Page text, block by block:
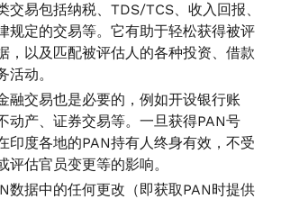
交易包括纳税、TDS/TCS、收入回报、
规定的交易等。它有助于轻松获得被评
，以及匹配被评估人的各种投资、借款
活动。
融交易也是必要的，例如开设银行账
动产、证券交易等。一旦获得PAN号
印度各地的PAN持有人终身有效，不受
评估官员变更等的影响。
数据中的任何更改（即获取PAN时提供